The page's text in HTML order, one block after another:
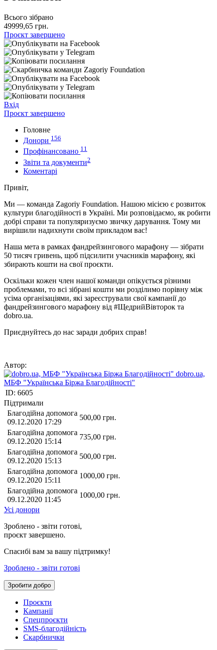
Всього зібрано
49999,65 грн.
Проєкт завершено
Вхід
Проєкт завершено
Головне
Донори 156
Профінансовано 11
Звіти та документи2
Коментарі
Привіт,
Ми — команда Zagoriy Foundation. Нашою місією є розвиток
культури благодійності в Україні. Ми розповідаємо, як робити
добрі справи та популяризуємо звичку дарування. Тому ми
вирішили надихнути своїм прикладом вас!
Наша мета в рамках фандрейзингового марафону — зібрати
50 тисяч гривень, щоб підсилити учасників марафону, які
збирають кошти на свої проєкти.
Оскільки кожен член нашої команди опікується різними
проблемами, то всі зібрані кошти ми розділимо порівну між
усіма організаціями, які зареєстрували свої кампанії до
фандрейзингового марафону від #ЩедрийВівторок та
dobro.ua.
Приєднуйтесь до нас заради добрих справ!
Автор:
dobro.ua,
МБФ "Українська Біржа Благодійності"
ID: 6605
Підтримали
Благодійна допомога
09.12.2020 17:29
500,00 грн.
Благодійна допомога
09.12.2020 15:14
735,00 грн.
Благодійна допомога
09.12.2020 15:13
500,00 грн.
Благодійна допомога
09.12.2020 15:11
1000,00 грн.
Благодійна допомога
09.12.2020 11:45
1000,00 грн.
Усі донори
Зроблено - звіти готові,
проєкт завершено.
Спасибі вам за вашу підтримку!
Зроблено - звіти готові
Зробити добро
Проєкти
Кампанії
Спецпроєкти
SMS-благодійність
Скарбнички